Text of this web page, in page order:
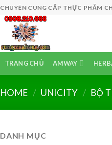
CHUYÊN CUNG CẤP THỰC PHẨM
TRANG CHỦ AMWAY
HOME / UNICITY / BỘ
DANH MỤC